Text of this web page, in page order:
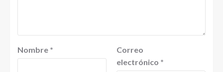
Nombre *
Correo
electrónico *